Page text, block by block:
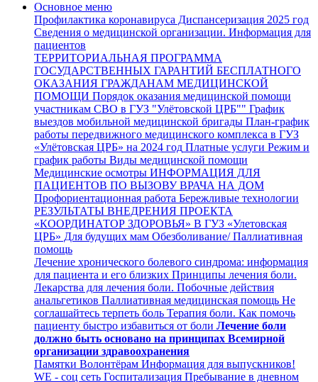
Основное меню
Профилактика коронавируса Диспансеризация 2025 год
Сведения о медицинской организации. Информация для
пациентов
ТЕРРИТОРИАЛЬНАЯ ПРОГРАММА
ГОСУДАРСТВЕННЫХ ГАРАНТИЙ БЕСПЛАТНОГО
ОКАЗАНИЯ ГРАЖДАНАМ МЕДИЦИНСКОЙ
ПОМОЩИ Порядок оказания медицинской помощи
участникам СВО в ГУЗ "Улётовской ЦРБ"" График
выездов мобильной медицинской бригады План-график
работы передвижного медицинского комплекса в ГУЗ
«Улётовская ЦРБ» на 2024 год Платные услуги Режим и
график работы Виды медицинской помощи
Медицинские осмотры ИНФОРМАЦИЯ ДЛЯ
ПАЦИЕНТОВ ПО ВЫЗОВУ ВРАЧА НА ДОМ
Профориентационная работа Бережливые технологии
РЕЗУЛЬТАТЫ ВНЕДРЕНИЯ ПРОЕКТА
«КООРДИНАТОР ЗДОРОВЬЯ» В ГУЗ «Улетовская
ЦРБ» Для будущих мам Обезболивание/ Паллиативная
помощь
Лечение хронического болевого синдрома: информация
для пациента и его близких Принципы лечения боли.
Лекарства для лечения боли. Побочные действия
анальгетиков Паллиативная медицинская помощь Не
соглашайтесь терпеть боль Терапия боли. Как помочь
пациенту быстро избавиться от боли Лечение боли
должно быть основано на принципах Всемирной
организации здравоохранения
Памятки Волонтёрам Информация для выпускников!
WE - соц сеть Госпитализация Пребывание в дневном